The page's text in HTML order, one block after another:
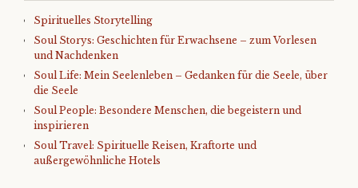
Spirituelles Storytelling
Soul Storys: Geschichten für Erwachsene – zum Vorlesen
und Nachdenken
Soul Life: Mein Seelenleben – Gedanken für die Seele, über
die Seele
Soul People: Besondere Menschen, die begeistern und
inspirieren
Soul Travel: Spirituelle Reisen, Kraftorte und
außergewöhnliche Hotels